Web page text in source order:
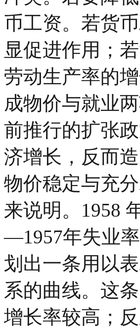
币工资。若货
显促进作用；
劳动生产率的
成物价与就业
前推行的扩张
济增长，反而
物价稳定与充
来说明。1958
—1957年失业
划出一条用以
系的曲线。这
增长率较高；